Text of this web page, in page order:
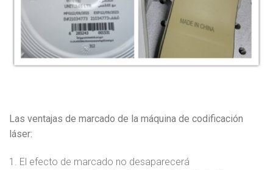
Las ventajas de marcado de la máquina de codificación
láser:
1. El efecto de marcado no desaparecerá